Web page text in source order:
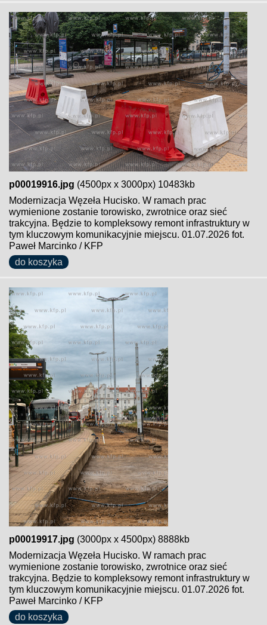
p00019916.jpg (4500px x 3000px) 10483kb
Modernizacja Węzeła Hucisko. W ramach prac
wymienione zostanie torowisko, zwrotnice oraz sieć
trakcyjna. Będzie to kompleksowy remont infrastruktury w
tym kluczowym komunikacyjnie miejscu. 01.07.2026 fot.
Paweł Marcinko / KFP
do koszyka
p00019917.jpg (3000px x 4500px) 8888kb
Modernizacja Węzeła Hucisko. W ramach prac
wymienione zostanie torowisko, zwrotnice oraz sieć
trakcyjna. Będzie to kompleksowy remont infrastruktury w
tym kluczowym komunikacyjnie miejscu. 01.07.2026 fot.
Paweł Marcinko / KFP
do koszyka